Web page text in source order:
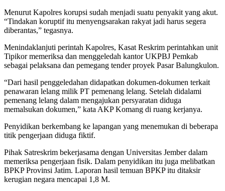
Menurut Kapolres korupsi sudah menjadi suatu penyakit yang akut.
“Tindakan koruptif itu menyengsarakan rakyat jadi harus segera
diberantas,” tegasnya.
Menindaklanjuti perintah Kapolres, Kasat Reskrim perintahkan unit
Tipikor memeriksa dan menggeledah kantor UKPBJ Pemkab
sebagai pelaksana dan pemegang tender proyek Pasar Balungkulon.
“Dari hasil penggeledahan didapatkan dokumen-dokumen terkait
penawaran lelang milik PT pemenang lelang. Setelah didalami
pemenang lelang dalam mengajukan persyaratan diduga
memalsukan dokumen,” kata AKP Komang di ruang kerjanya.
Penyidikan berkembang ke lapangan yang menemukan di beberapa
titik pengerjaan diduga fiktif.
Pihak Satreskrim bekerjasama dengan Universitas Jember dalam
memeriksa pengerjaan fisik. Dalam penyidikan itu juga melibatkan
BPKP Provinsi Jatim. Laporan hasil temuan BPKP itu ditaksir
kerugian negara mencapai 1,8 M.